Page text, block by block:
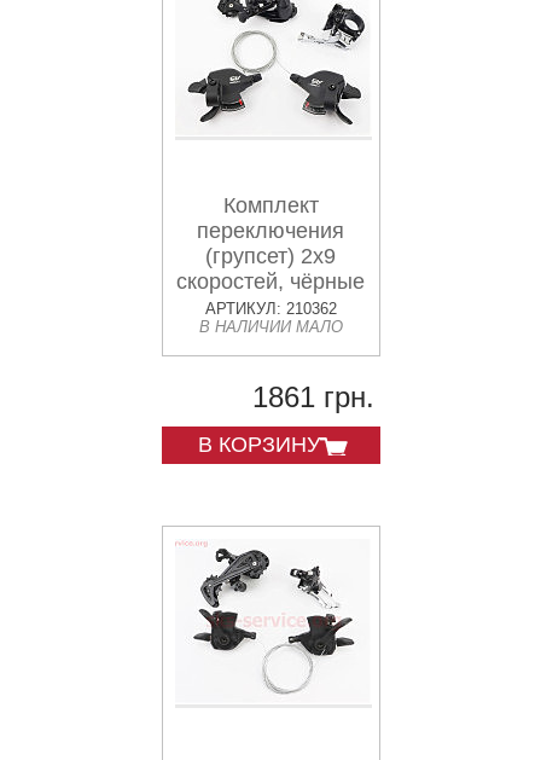
Комплект
переключения
(групсет) 2x9
скоростей, чёрные
A5, 4 детали
АРТИКУЛ: 210362
В НАЛИЧИИ МАЛО
1861 грн.
В КОРЗИНУ